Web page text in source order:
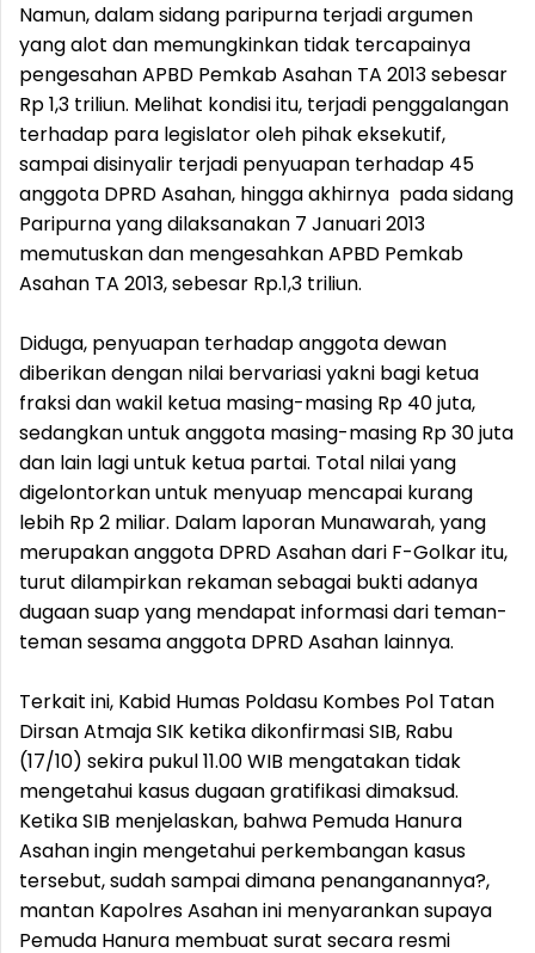
Namun, dalam sidang paripurna terjadi argumen
yang alot dan memungkinkan tidak tercapainya
pengesahan APBD Pemkab Asahan TA 2013 sebesar
Rp 1,3 triliun. Melihat kondisi itu, terjadi penggalangan
terhadap para legislator oleh pihak eksekutif,
sampai disinyalir terjadi penyuapan terhadap 45
anggota DPRD Asahan, hingga akhirnya pada sidang
Paripurna yang dilaksanakan 7 Januari 2013
memutuskan dan mengesahkan APBD Pemkab
Asahan TA 2013, sebesar Rp.1,3 triliun.
Diduga, penyuapan terhadap anggota dewan
diberikan dengan nilai bervariasi yakni bagi ketua
fraksi dan wakil ketua masing-masing Rp 40 juta,
sedangkan untuk anggota masing-masing Rp 30 juta
dan lain lagi untuk ketua partai. Total nilai yang
digelontorkan untuk menyuap mencapai kurang
lebih Rp 2 miliar. Dalam laporan Munawarah, yang
merupakan anggota DPRD Asahan dari F-Golkar itu,
turut dilampirkan rekaman sebagai bukti adanya
dugaan suap yang mendapat informasi dari teman-
teman sesama anggota DPRD Asahan lainnya.
Terkait ini, Kabid Humas Poldasu Kombes Pol Tatan
Dirsan Atmaja SIK ketika dikonfirmasi SIB, Rabu
(17/10) sekira pukul 11.00 WIB mengatakan tidak
mengetahui kasus dugaan gratifikasi dimaksud.
Ketika SIB menjelaskan, bahwa Pemuda Hanura
Asahan ingin mengetahui perkembangan kasus
tersebut, sudah sampai dimana penanganannya?,
mantan Kapolres Asahan ini menyarankan supaya
Pemuda Hanura membuat surat secara resmi